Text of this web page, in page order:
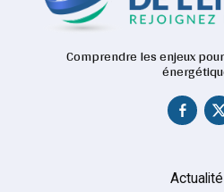
Comprendre les enjeux